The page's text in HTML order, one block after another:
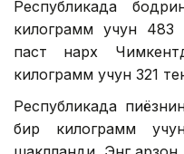
Республикада
килограмм учун 483
паст нарх
килограмм учун 321
Республикада
бир килограмм